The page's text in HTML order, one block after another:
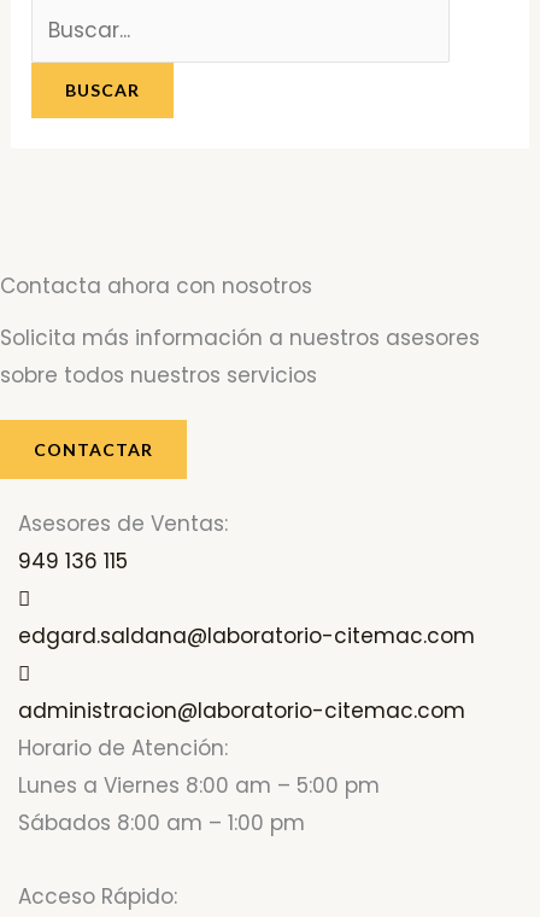
Contacta ahora con nosotros
Solicita más información a nuestros asesores
sobre todos nuestros servicios
CONTACTAR
Asesores de Ventas:
949 136 115
edgard.saldana@laboratorio-citemac.com
administracion@laboratorio-citemac.com
Horario de Atención:
Lunes a Viernes 8:00 am – 5:00 pm
Sábados 8:00 am – 1:00 pm
Acceso Rápido: